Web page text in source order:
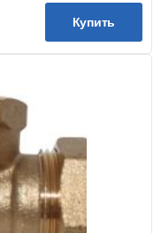
Купить